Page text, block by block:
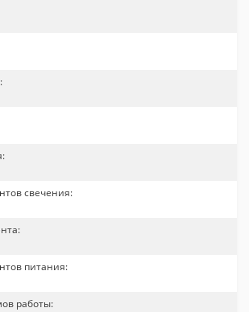
свечения:
питания:
работы: